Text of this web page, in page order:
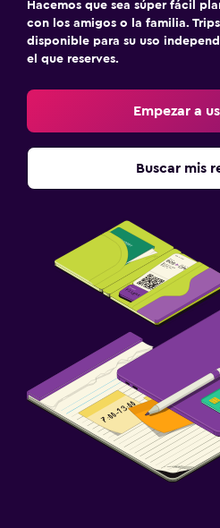
Hacemos que sea súper fácil
con los amigos o la familia.
disponible para su uso
el que reserves.
Empezar a
Buscar mis